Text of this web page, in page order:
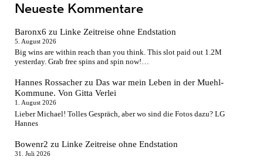
Neueste Kommentare
Baronx6 zuLinke Zeitreise ohne Endstation
5. August 2026
Big wins are within reach than you think. This slot paid out 1.2M
yesterday. Grab free spins and spin now!…
Hannes Rossacher zuDas war mein Leben in der Muehl-
Kommune. Von Gitta Verlei
1. August 2026
Lieber Michael! Tolles Gespräch, aber wo sind die Fotos dazu? LG
Hannes
Bowenr2 zuLinke Zeitreise ohne Endstation
31. Juli 2026